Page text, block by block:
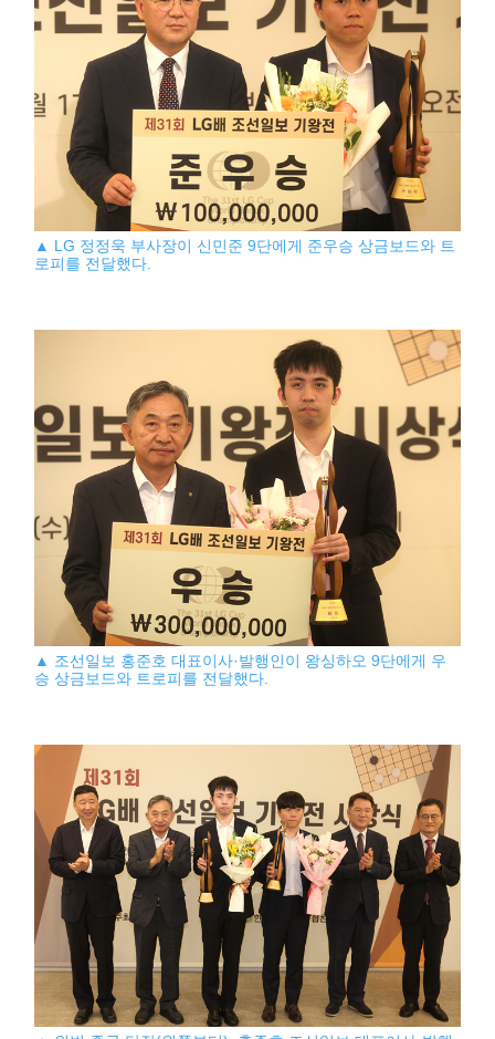
▲ LG 정정욱 부사장이 신민준 9단에게 준우승 상금보드와 트
로피를 전달했다.
▲ 조선일보 홍준호 대표이사·발행인이 왕싱하오 9단에게 우
승 상금보드와 트로피를 전달했다.